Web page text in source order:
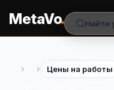
MetaVo.
› › Цены на работы
Найти